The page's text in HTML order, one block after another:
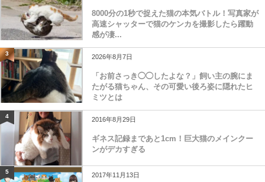
8000分の1秒で捉えた猫の本気バトル！写真家が
高速シャッターで猫のケンカを撮影したら躍動
感が凄...
3 2026年8月7日
「お前さっき◯◯したよな？」飼い主の腕にま
たがる猫ちゃん、その可愛い後ろ姿に隠れたヒ
ミツとは
4 2016年8月29日
ギネス記録まであと1cm！巨大猫のメインクー
ンがデカすぎる
5 2017年11月13日